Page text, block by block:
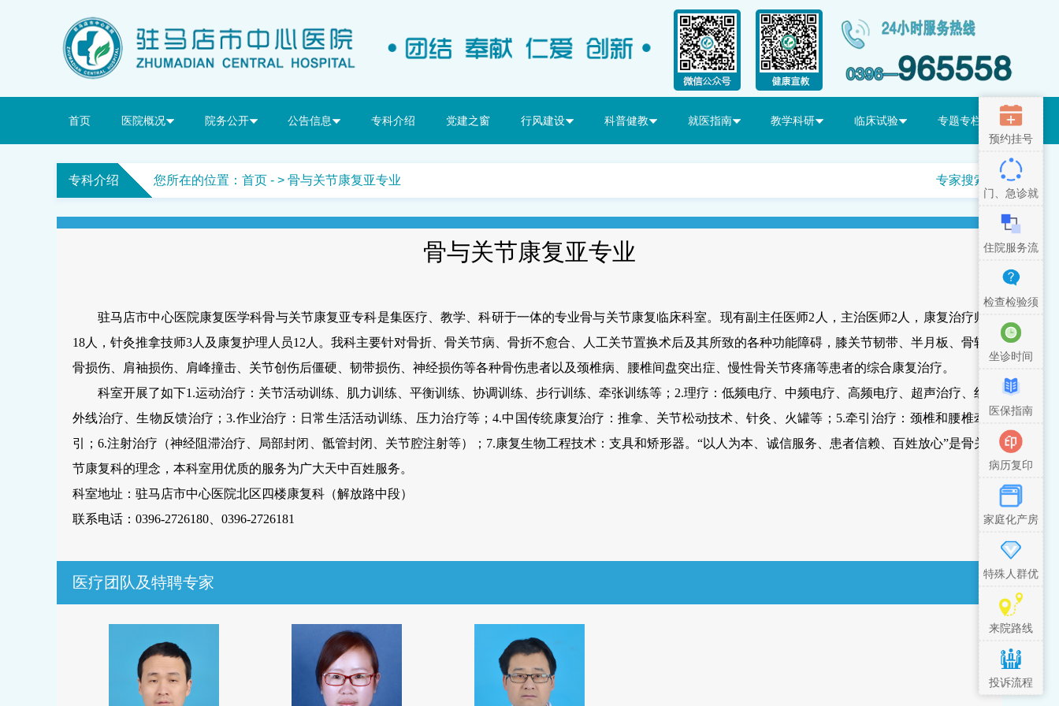
首页 医院概况 院务公开 公告信息 专科介绍 党建之窗 行风建设 科普健教 就医指南 教学科研 临床试验 专题专栏
专科介绍 您所在的位置： 首页 - > 骨与关节康复亚专业 专家搜索
骨与关节康复亚专业
驻马店市中心医院康复医学科骨与关节康复亚专科是集医疗、教学、科研于一体的专业骨与关节康复临床科室。现有副主任医师2人，主治医师2人，康复治疗师
18人，针灸推拿技师3人及康复护理人员12人。我科主要针对骨折、骨关节病、骨折不愈合、人工关节置换术后及其所致的各种功能障碍，膝关节韧带、半月板、骨软
骨损伤、肩袖损伤、肩峰撞击、关节创伤后僵硬、韧带损伤、神经损伤等各种骨伤患者以及颈椎病、腰椎间盘突出症、慢性骨关节疼痛等患者的综合康复治疗。
科室开展了如下1.运动治疗：关节活动训练、肌力训练、平衡训练、协调训练、步行训练、牵张训练等；2.理疗：低频电疗、中频电疗、高频电疗、超声治疗、红
外线治疗、生物反馈治疗；3.作业治疗：日常生活活动训练、压力治疗等；4.中国传统康复治疗：推拿、关节松动技术、针灸、火罐等；5.牵引治疗：颈椎和腰椎牵
引；6.注射治疗（神经阻滞治疗、局部封闭、骶管封闭、关节腔注射等）；7.康复生物工程技术：支具和矫形器。“以人为本、诚信服务、患者信赖、百姓放心”是骨关
节康复科的理念，本科室用优质的服务为广大天中百姓服务。
科室地址：驻马店市中心医院北区四楼康复科（解放路中段）
联系电话： 0396-2726180 0396-2726181
医疗团队及特聘专家
预约挂号
门、急诊就
医流程
住院服务流
程
检查检验须
知
坐诊时间
医保指南
病历复印
家庭化产房
特殊人群优
先措施
来院路线
投诉流程